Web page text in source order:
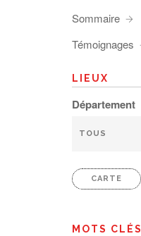
Sommaire
Témoignages
LIEUX
Département
CARTE
MOTS CLÉS